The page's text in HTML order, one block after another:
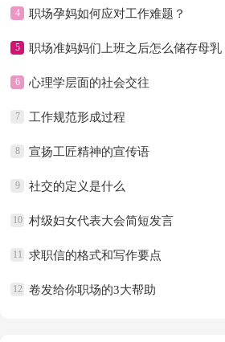
4 职场孕妈如何应对工作难题？
5 职场准妈妈们上班之后怎么储存母乳
6 心理学层面的社会交往
7 工作规范形成过程
8 宣扬工匠精神的宣传语
9 社交的定义是什么
10 村级妇女代表大会简短发言
11 求职信的格式和写作要点
12 卷发给你职场的3大帮助